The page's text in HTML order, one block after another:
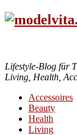
Lifestyle-Blog für
Living, Health,
Accessoires
Beauty
Health
Living